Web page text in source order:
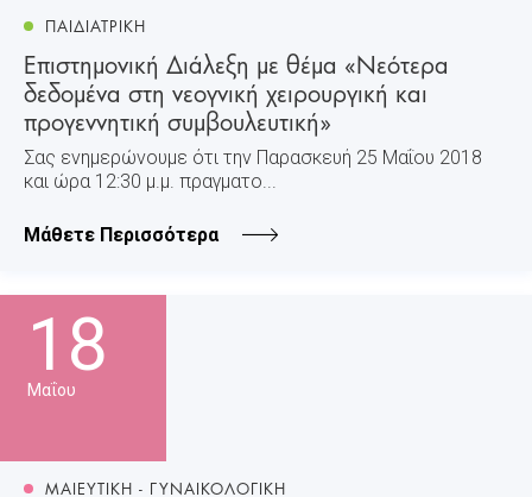
ΠΑΙΔΙΑΤΡΙΚΗ
Επιστημονική Διάλεξη με θέμα «Νεότερα
δεδομένα στη νεογνική χειρουργική και
προγεννητική συμβουλευτική»
Σας ενημερώνουμε ότι την Παρασκευή 25 Μαΐου 2018
και ώρα 12:30 μ.μ. πραγματο...
Μάθετε Περισσότερα
18
Μαΐου
ΜΑΙΕΥΤΙΚΗ - ΓΥΝΑΙΚΟΛΟΓΙΚΗ